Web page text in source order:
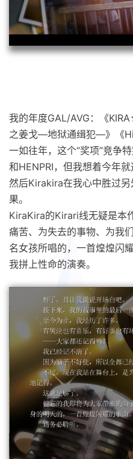
我的年度GAL/AVG：《
之姜戈—地狱通缉犯—》《
一如往年，这个“奖项”竞争
和HENPRI，但我想着今年
然后Kirakira在我心中胜过
果。
KiraKira的Kirari线无疑是本
痛苦、为失去的事物、为我
名女孩所唱的，一首煌煌闪
我拼上性命的演奏。